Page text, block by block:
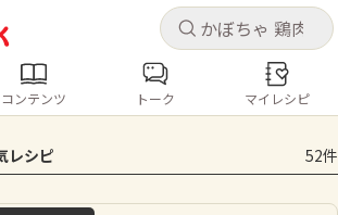
キャ
ログインするとレシピを保存できます
イン
キャ
シピ コンテンツ
レシピ
コンテンツ トーク マイレシピ
レシピ 52件